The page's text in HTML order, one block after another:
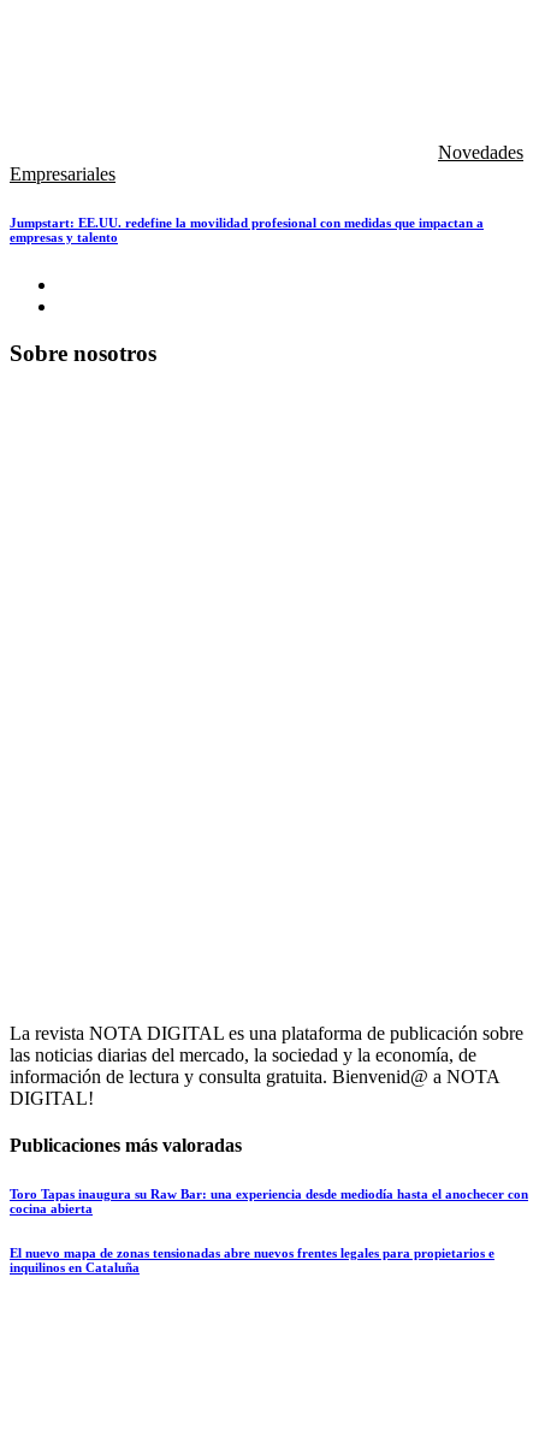
Novedades
Empresariales
Jumpstart: EE.UU. redefine la movilidad profesional con medidas que impactan a
empresas y talento
Sobre nosotros
La revista NOTA DIGITAL es una plataforma de publicación sobre
las noticias diarias del mercado, la sociedad y la economía, de
información de lectura y consulta gratuita. Bienvenid@ a NOTA
DIGITAL!
Publicaciones más valoradas
Toro Tapas inaugura su Raw Bar: una experiencia desde mediodía hasta el anochecer con
cocina abierta
El nuevo mapa de zonas tensionadas abre nuevos frentes legales para propietarios e
inquilinos en Cataluña